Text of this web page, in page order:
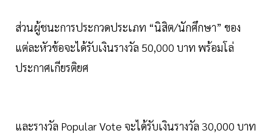
ส่วนผู้ชนะการประกวดประเภท “นิสิต/นักศึกษา” ของ
แต่ละหัวข้อจะได้รับเงินรางวัล 50,000 บาท พร้อมโล่
ประกาศเกียรติยศ
และรางวัล Popular Vote จะได้รับเงินรางวัล 30,000 บาท